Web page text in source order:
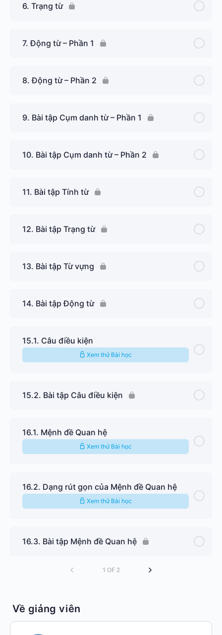
6. Trạng từ
7. Động từ – Phần 1
8. Động từ – Phần 2
9. Bài tập Cụm danh từ – Phần 1
10. Bài tập Cụm danh từ – Phần 2
11. Bài tập Tính từ
12. Bài tập Trạng từ
13. Bài tập Từ vựng
14. Bài tập Động từ
15.1. Câu điều kiện
Xem thử Bài học
15.2. Bài tập Câu điều kiện
16.1. Mệnh đề Quan hệ
Xem thử Bài học
16.2. Dạng rút gọn của Mệnh đề Quan hệ
Xem thử Bài học
16.3. Bài tập Mệnh đề Quan hệ
1 OF 2
Về giảng viên